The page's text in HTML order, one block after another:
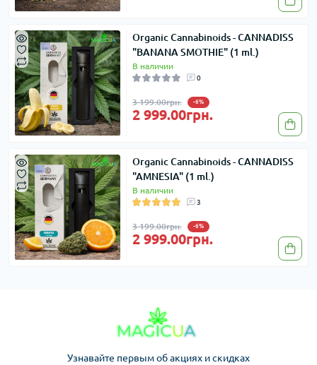
Organic Cannabinoids - CANNADISS
"BANANA SMOTHIE" (1 ml.)
В наличии
0
3 199.00грн. -6%
2 999.00грн.
Organic Cannabinoids - CANNADISS
"AMNESIA" (1 ml.)
В наличии
3
3 199.00грн. -6%
2 999.00грн.
Узнавайте первым об акциях и скидках